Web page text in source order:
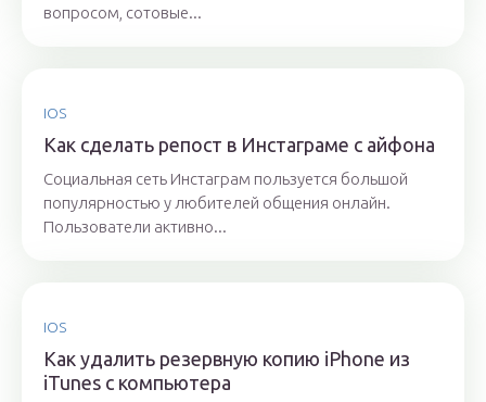
вопросом, сотовые...
IOS
Как сделать репост в Инстаграме с айфона
Социальная сеть Инстаграм пользуется большой
популярностью у любителей общения онлайн.
Пользователи активно...
IOS
Как удалить резервную копию iPhone из
iTunes с компьютера